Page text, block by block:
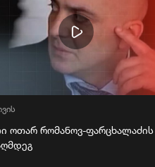
ოთარ რომანოვ-ფარცხალაძის